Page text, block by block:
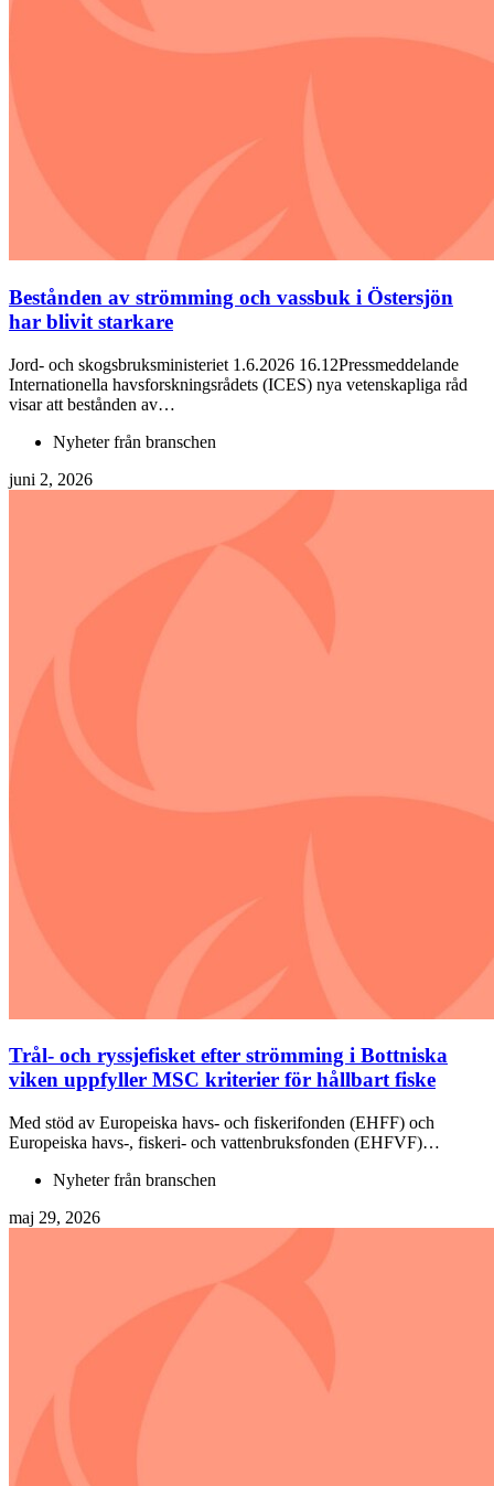
Bestånden av strömming och vassbuk i Östersjön
har blivit starkare
Jord- och skogsbruksministeriet 1.6.2026 16.12Pressmeddelande
Internationella havsforskningsrådets (ICES) nya vetenskapliga råd
visar att bestånden av…
Nyheter från branschen
juni 2, 2026
Trål- och ryssjefisket efter strömming i Bottniska
viken uppfyller MSC kriterier för hållbart fiske
Med stöd av Europeiska havs- och fiskerifonden (EHFF) och
Europeiska havs-, fiskeri- och vattenbruksfonden (EHFVF)…
Nyheter från branschen
maj 29, 2026